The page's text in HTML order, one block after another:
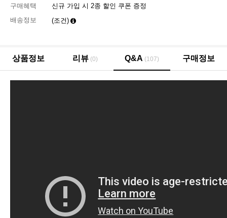
구매혜택
신규 가입 시 2종 할인 쿠폰 증정
배송정보
(조건)
상품정보 리뷰 (0) Q&A (107) 구매정보